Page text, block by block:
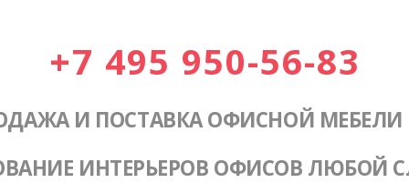
+7 495 950-56-83
И ПОСТАВКА ОФИСНОЙ МЕБЕЛИ
ИНТЕРЬЕРОВ ОФИСОВ ЛЮБОЙ